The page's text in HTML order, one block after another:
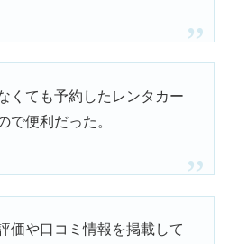
くても予約したレンタカー
で便利だった。
価や口コミ情報を掲載して